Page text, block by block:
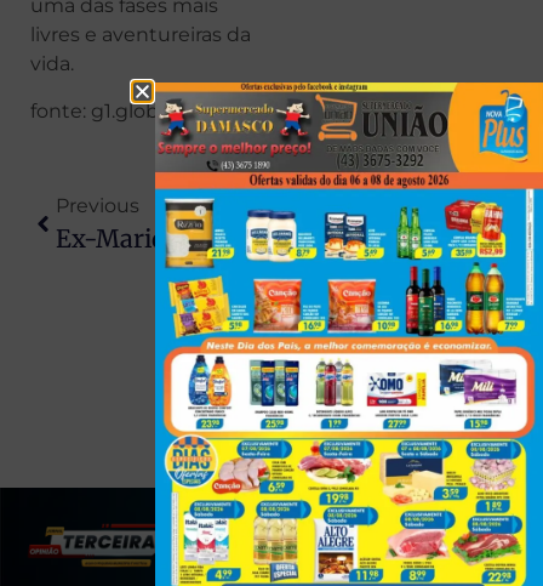
uma das fases mais
livres e aventureiras da
vida.
fonte: g1.globo
Previous
Ex-Marido Agride Mulher Com Soco No Balneário De Rosana E É Preso Pela PM
Next
Prazo Final Para Saque Do Abono Salarial 2025 Termina Nesta Segunda-Feira
(43) 991545950